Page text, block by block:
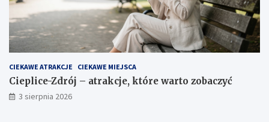
CIEKAWE ATRAKCJE CIEKAWE MIEJSCA
Cieplice-Zdrój – atrakcje, które warto zobaczyć
3 sierpnia 2026